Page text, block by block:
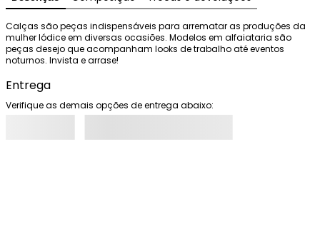
Calças são peças indispensáveis para arrematar as produções da
mulher Iódice em diversas ocasiões. Modelos em alfaiataria são
peças desejo que acompanham looks de trabalho até eventos
noturnos. Invista e arrase!
Entrega
Verifique as demais opções de entrega abaixo: